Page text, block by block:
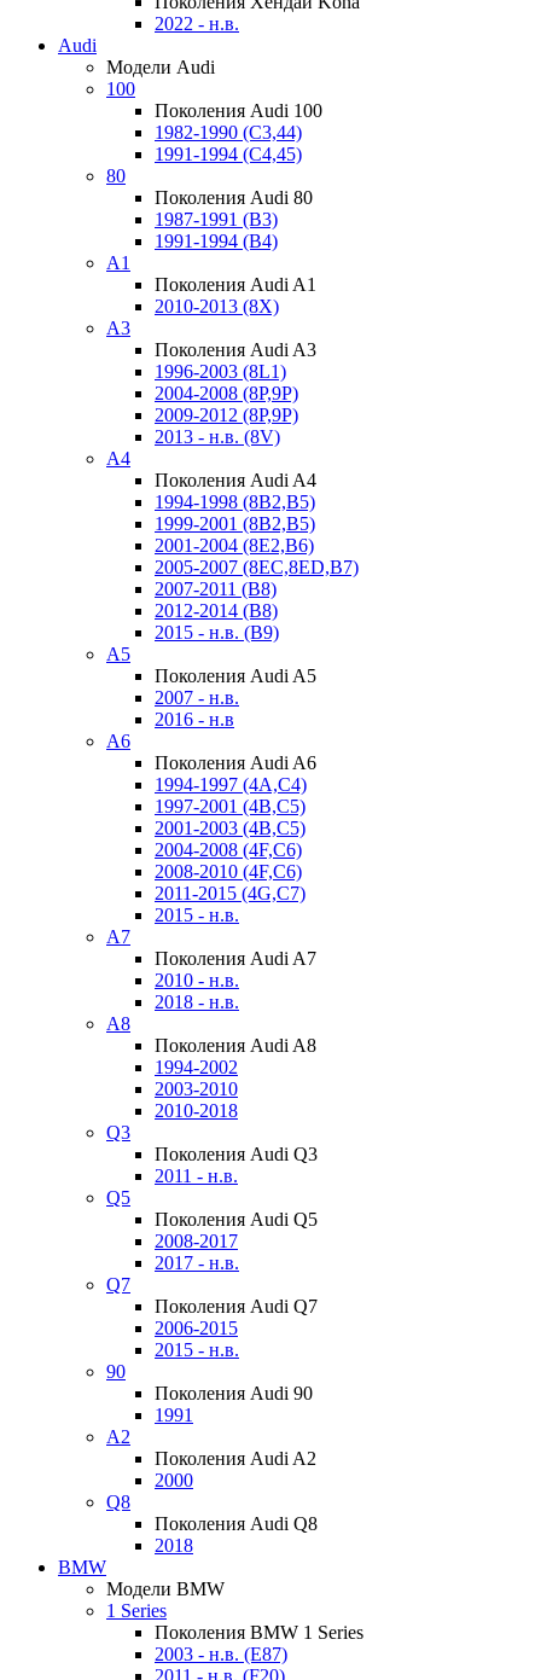
2022 - н.в.
Audi
Модели Audi
100
Поколения Audi 100
1982-1990 (С3,44)
1991-1994 (С4,45)
80
Поколения Audi 80
1987-1991 (B3)
1991-1994 (B4)
A1
Поколения Audi A1
2010-2013 (8X)
A3
Поколения Audi A3
1996-2003 (8L1)
2004-2008 (8P,9P)
2009-2012 (8P,9P)
2013 - н.в. (8V)
A4
Поколения Audi A4
1994-1998 (8B2,B5)
1999-2001 (8B2,B5)
2001-2004 (8E2,B6)
2005-2007 (8EC,8ED,B7)
2007-2011 (B8)
2012-2014 (B8)
2015 - н.в. (B9)
A5
Поколения Audi A5
2007 - н.в.
2016 - н.в
A6
Поколения Audi A6
1994-1997 (4A,C4)
1997-2001 (4B,C5)
2001-2003 (4B,C5)
2004-2008 (4F,C6)
2008-2010 (4F,C6)
2011-2015 (4G,C7)
2015 - н.в.
A7
Поколения Audi A7
2010 - н.в.
2018 - н.в.
A8
Поколения Audi A8
1994-2002
2003-2010
2010-2018
Q3
Поколения Audi Q3
2011 - н.в.
Q5
Поколения Audi Q5
2008-2017
2017 - н.в.
Q7
Поколения Audi Q7
2006-2015
2015 - н.в.
90
Поколения Audi 90
1991
A2
Поколения Audi A2
2000
Q8
Поколения Audi Q8
2018
BMW
Модели BMW
1 Series
Поколения BMW 1 Series
2003 - н.в. (E87)
2011 - н.в. (F20)